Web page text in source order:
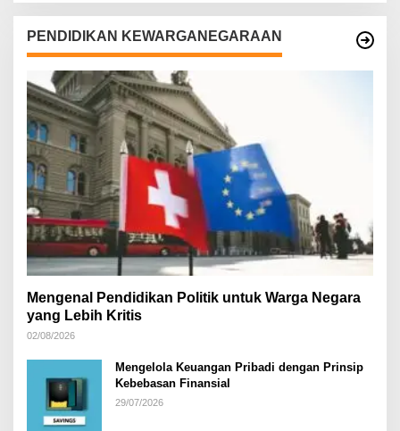
PENDIDIKAN KEWARGANEGARAAN
Mengenal Pendidikan Politik untuk Warga Negara
yang Lebih Kritis
02/08/2026
Mengelola Keuangan Pribadi dengan Prinsip
Kebebasan Finansial
29/07/2026